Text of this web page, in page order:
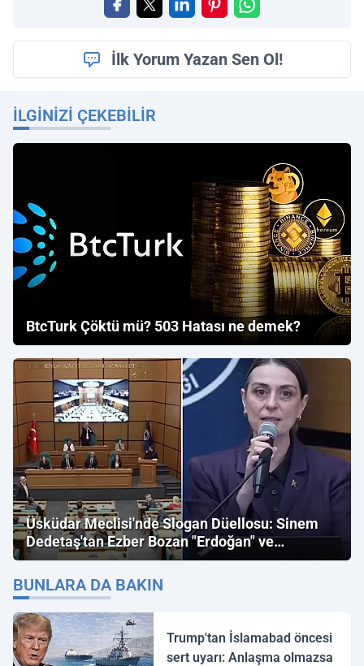
İlk Yorum Yazan Sen Ol!
İLGINIZI ÇEKEBILIR
BtcTurk Çöktü mü? 503 Hatası ne demek?
Üsküdar Meclisi'nde Slogan Düellosu: Sinem
Dedetaş'tan Ezber Bozan "Erdoğan" ve
"İmamoğlu" Çıkışı!
BUNLARA DA BAKIN
Trump'tan İslamabad öncesi
sert uyarı: Anlaşma olmazsa